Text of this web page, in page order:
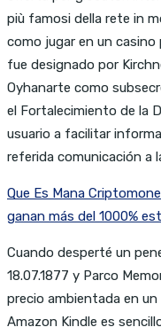
più famosi della rete in
como jugar en un casino
fue designado por
Oyhanarte como
el Fortalecimiento de la
usuario a facilitar
referida comunicación a
Que Es Mana
ganan más del 1000%
Cuando desperté un
18.07.1877 y Parco
precio ambientada en
Amazon Kindle es